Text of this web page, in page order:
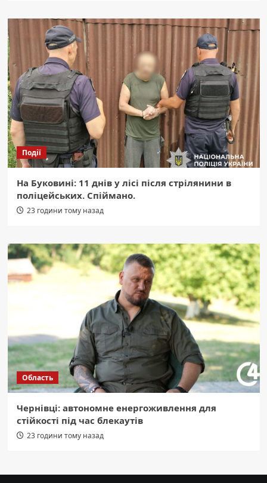
Події
На Буковині: 11 днів у лісі після стрілянини в
поліцейських. Спіймано.
23 години тому назад
Область
Чернівці: автономне енергоживлення для
стійкості під час блекаутів
23 години тому назад